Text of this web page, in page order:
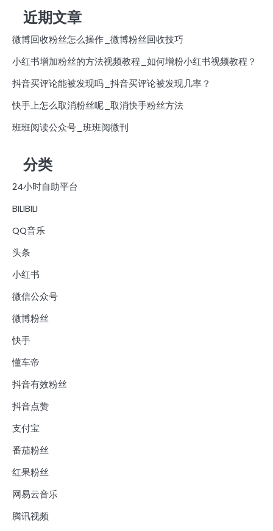
近期文章
微博回收粉丝怎么操作_微博粉丝回收技巧
小红书增加粉丝的方法视频教程_如何增粉小红书视频教程？
抖音买评论能被发现吗_抖音买评论被发现几率？
快手上怎么取消粉丝呢_取消快手粉丝方法
班班阅读公众号_班班阅微刊
分类
24小时自助平台
BILIBILI
QQ音乐
头条
小红书
微信公众号
微博粉丝
快手
懂车帝
抖音有效粉丝
抖音点赞
支付宝
番茄粉丝
红果粉丝
网易云音乐
腾讯视频